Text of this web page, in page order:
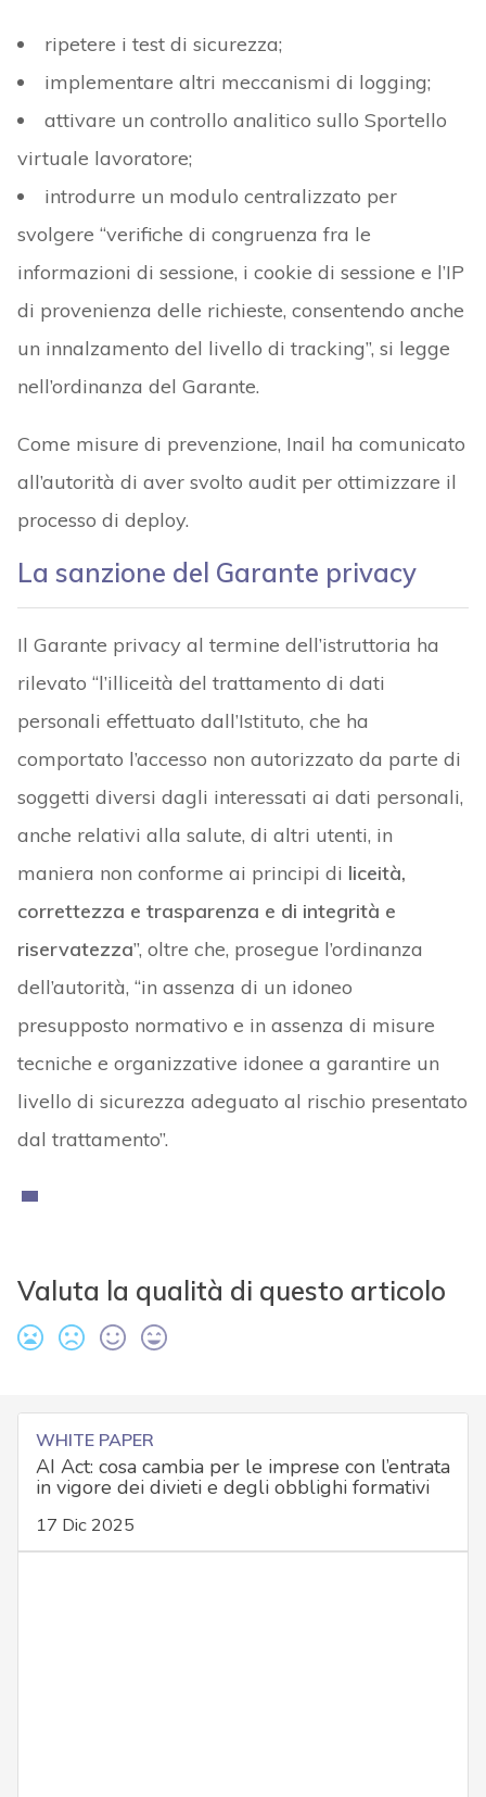
ripetere i test di sicurezza;
implementare altri meccanismi di logging;
attivare un controllo analitico sullo Sportello
virtuale lavoratore;
introdurre un modulo centralizzato per
svolgere “verifiche di congruenza fra le
informazioni di sessione, i cookie di sessione e l’IP
di provenienza delle richieste, consentendo anche
un innalzamento del livello di tracking”, si legge
nell’ordinanza del Garante.
Come misure di prevenzione, Inail ha comunicato
all’autorità di aver svolto audit per ottimizzare il
processo di deploy.
La sanzione del Garante privacy
Il Garante privacy al termine dell’istruttoria ha
rilevato “l’illiceità del trattamento di dati
personali effettuato dall’Istituto, che ha
comportato l’accesso non autorizzato da parte di
soggetti diversi dagli interessati ai dati personali,
anche relativi alla salute, di altri utenti, in
maniera non conforme ai principi di liceità,
correttezza e trasparenza e di integrità e
riservatezza”, oltre che, prosegue l’ordinanza
dell’autorità, “in assenza di un idoneo
presupposto normativo e in assenza di misure
tecniche e organizzative idonee a garantire un
livello di sicurezza adeguato al rischio presentato
dal trattamento”.
Valuta la qualità di questo articolo
WHITE PAPER
AI Act: cosa cambia per le imprese con l’entrata
in vigore dei divieti e degli obblighi formativi
17 Dic 2025